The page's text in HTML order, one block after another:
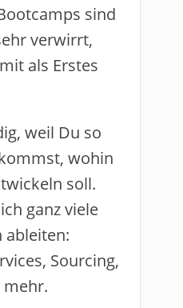
sind
verwirrt,
als Erstes
weil Du so
wohin
soll.
ganz viele
ableiten:
Sourcing,
mehr.